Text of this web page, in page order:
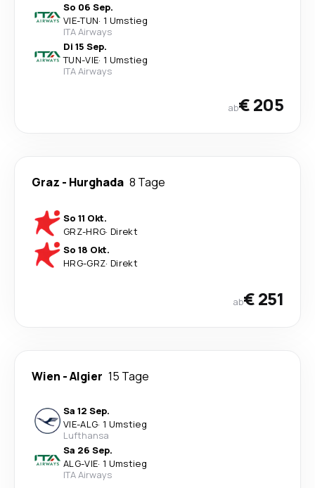
So 06 Sep.
VIE-TUN· 1 Umstieg
ITA Airways
Di 15 Sep.
TUN-VIE· 1 Umstieg
ITA Airways
ab€ 205
Graz - Hurghada 8 Tage
So 11 Okt.
GRZ-HRG· Direkt
So 18 Okt.
HRG-GRZ· Direkt
ab€ 251
Wien -Algier 15 Tage
Sa 12 Sep.
VIE-ALG· 1 Umstieg
Lufthansa
Sa 26 Sep.
ALG-VIE· 1 Umstieg
ITA Airways